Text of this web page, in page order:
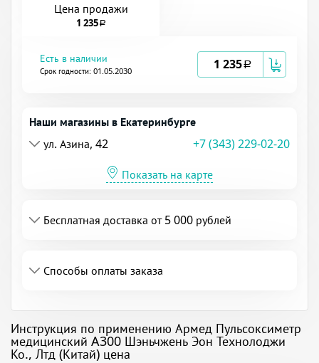
Цена продажи
1 235a
Есть в наличии
Срок годности: 01.05.2030 1 235a
Наши магазины в Екатеринбурге
ул. Азина, 42
+7 (343) 229-02-20
Показать на карте
Бесплатная доставка от 5 000 рублей
Способы оплаты заказа
Инструкция по применению Армед Пульсоксиметр
медицинский A300 Шэньчжень Эон Технолоджи
Ко., Лтд (Китай) цена